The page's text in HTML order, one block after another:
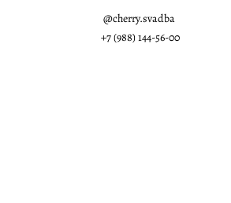
@cherry.svadba
+7 (988) 144-56-00